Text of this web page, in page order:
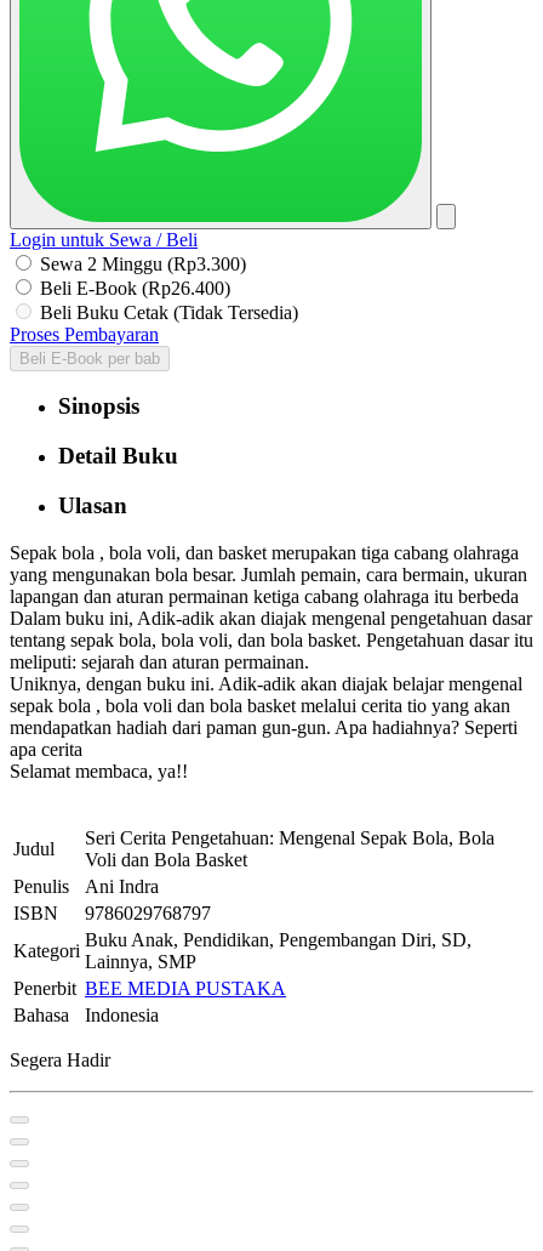
Login untuk Sewa / Beli
Sewa 2 Minggu (Rp3.300)
Beli E-Book (Rp26.400)
Beli Buku Cetak (Tidak Tersedia)
Proses Pembayaran
Beli E-Book per bab
Sinopsis
Detail Buku
Ulasan
Sepak bola , bola voli, dan basket merupakan tiga cabang olahraga
yang mengunakan bola besar. Jumlah pemain, cara bermain, ukuran
lapangan dan aturan permainan ketiga cabang olahraga itu berbeda
Dalam buku ini, Adik-adik akan diajak mengenal pengetahuan dasar
tentang sepak bola, bola voli, dan bola basket. Pengetahuan dasar itu
meliputi: sejarah dan aturan permainan.
Uniknya, dengan buku ini. Adik-adik akan diajak belajar mengenal
sepak bola , bola voli dan bola basket melalui cerita tio yang akan
mendapatkan hadiah dari paman gun-gun. Apa hadiahnya? Seperti
apa cerita
Selamat membaca, ya!!
Judul
Seri Cerita Pengetahuan: Mengenal Sepak Bola, Bola
Voli dan Bola Basket
Penulis
Ani Indra
ISBN
9786029768797
Kategori
Buku Anak, Pendidikan, Pengembangan Diri, SD,
Lainnya, SMP
Penerbit BEE MEDIA PUSTAKA
Bahasa
Indonesia
Segera Hadir